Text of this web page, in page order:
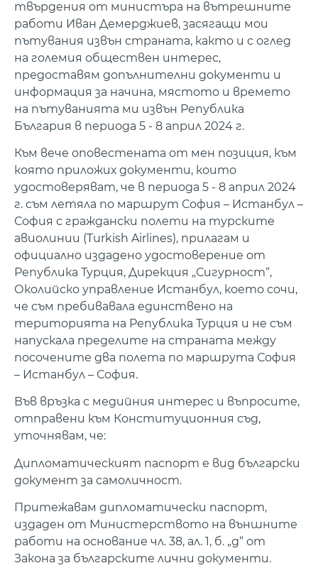
твърдения от министъра на вътрешните
работи Иван Демерджиев, засягащи мои
пътувания извън страната, както и с оглед
на големия обществен интерес,
предоставям допълнителни документи и
информация за начина, мястото и времето
на пътуванията ми извън Република
България в периода 5 - 8 април 2024 г.
Към вече оповестената от мен позиция, към
която приложих документи, които
удостоверяват, че в периода 5 - 8 април 2024
г. съм летяла по маршрут София – Истанбул –
София с граждански полети на турските
авиолинии (Turkish Airlines), прилагам и
официално издадено удостоверение от
Република Турция, Дирекция „Сигурност“,
Околийско управление Истанбул, което сочи,
че съм пребивавала единствено на
територията на Република Турция и не съм
напускала пределите на страната между
посочените два полета по маршрута София
– Истанбул – София.
Във връзка с медийния интерес и въпросите,
отправени към Конституционния съд,
уточнявам, че:
Дипломатическият паспорт е вид български
документ за самоличност.
Притежавам дипломатически паспорт,
издаден от Министерството на външните
работи на основание чл. 38, ал. 1, б. „д“ от
Закона за българските лични документи.